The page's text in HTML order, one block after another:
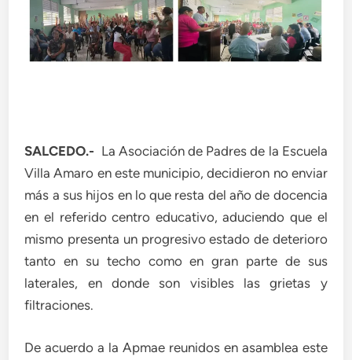
SALCEDO.- La Asociación de Padres de la Escuela
Villa Amaro en este municipio, decidieron no enviar
más a sus hijos en lo que resta del año de docencia
en el referido centro educativo, aduciendo que el
mismo presenta un progresivo estado de deterioro
tanto en su techo como en gran parte de sus
laterales, en donde son visibles las grietas y
filtraciones.
De acuerdo a la Apmae reunidos en asamblea este